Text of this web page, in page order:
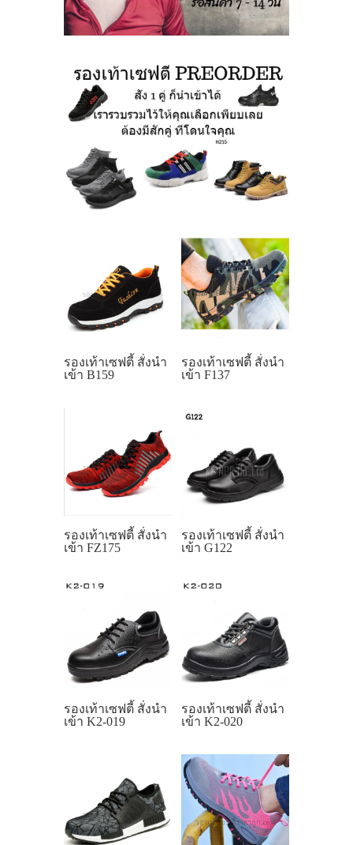
รองเท้าเซฟตี้ สั่งนำ
เข้า B159
รองเท้าเซฟตี้ สั่งนำ
เข้า F137
รองเท้าเซฟตี้ สั่งนำ
เข้า FZ175
รองเท้าเซฟตี้ สั่งนำ
เข้า G122
รองเท้าเซฟตี้ สั่งนำ
เข้า K2-019
รองเท้าเซฟตี้ สั่งนำ
เข้า K2-020